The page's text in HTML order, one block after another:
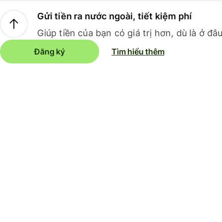
Gửi tiền ra nước ngoài, tiết kiệm phí
Giúp tiền của bạn có giá trị hơn, dù là ở
Đăng ký Tìm hiểu thêm